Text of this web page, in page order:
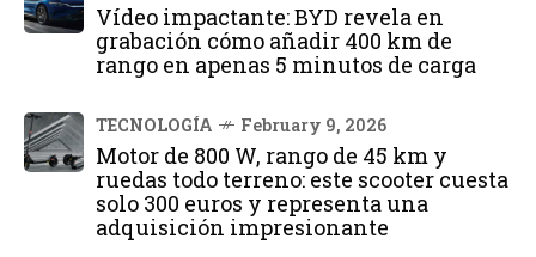
Vídeo impactante: BYD revela en
grabación cómo añadir 400 km de
rango en apenas 5 minutos de carga
TECNOLOGÍA February 9, 2026
Motor de 800 W, rango de 45 km y
ruedas todo terreno: este scooter cuesta
solo 300 euros y representa una
adquisición impresionante